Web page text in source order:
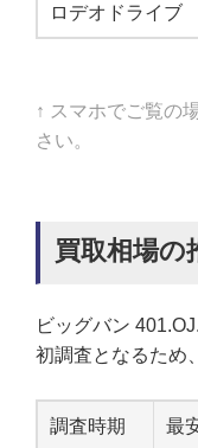
ロデオドライブ
↑ スマホでご覧の
さい。
買取相場の
ビッグバン
初調査となるため
調査時期 最